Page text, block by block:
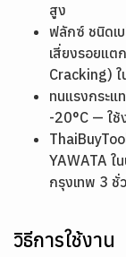
สูง
ฟลักซ์ ชนิดเ
เสี่ยงรอยแต
Cracking) ใ
ทนแรงกระ
-20°C — ใ
YAWATA ใ
กรุงเทพ 3 ชั่
วิธีการใช้งาน